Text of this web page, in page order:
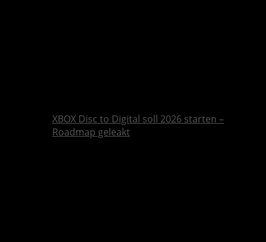
XBOX Disc to Digital soll 2026 starten –
Roadmap geleakt